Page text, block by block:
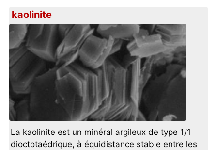
kaolinite
La kaolinite est un minéral argileux de type 1/1
dioctotaédrique, à équidistance stable entre les